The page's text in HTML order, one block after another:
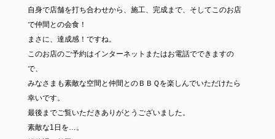
自身で店舗を打ち合わせから、施工、完成まで、そしてこのお店
で仲間との会食！
まさに、達成感！ですね。
このお店のご予約はインターネットまたはお電話でできますの
で、
みなさまも素敵な空間と仲間とのＢＢＱを楽しんでいただけたら
幸いです。
最後までご覧いただきありがとうございました。
素敵な1日を…。